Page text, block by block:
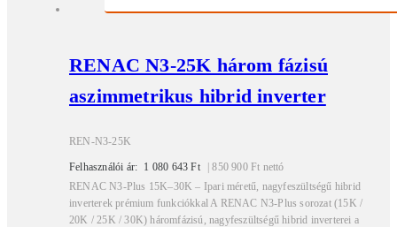
RENAC N3-25K három fázisú
aszimmetrikus hibrid inverter
REN-N3-25K
Felhasználói ár: 1 080 643Ft |850 900Ft nettó
RENAC N3-Plus 15K–30K – Ipari méretű, nagyfeszültségű hibrid
inverterek prémium funkciókkal A RENAC N3-Plus sorozat (15K /
20K / 25K / 30K) háromfázisú, nagyfeszültségű hibrid inverterei a